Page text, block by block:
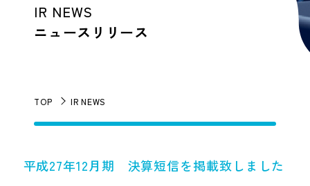
IR NEWS
ニュースリリース
TOP IR NEWS
平成27年12月期 決算短信を掲載致しました